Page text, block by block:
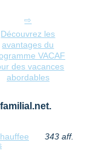
Découvrez les
avantages du
VACAF
des vacances
abordables
343 aff.